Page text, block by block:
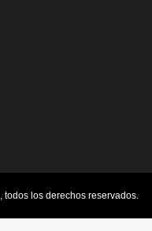
, todos los derechos reservados.